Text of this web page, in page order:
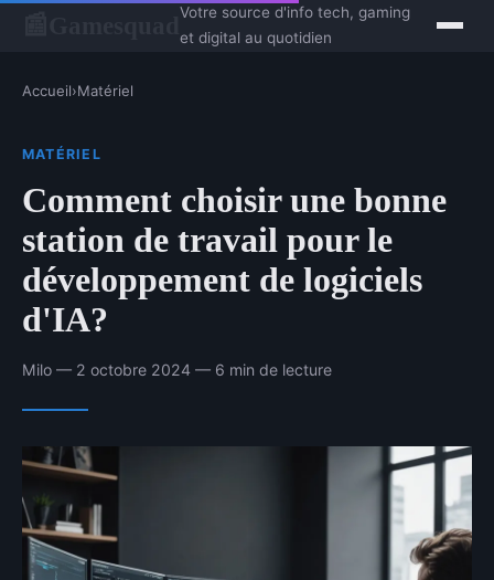
Votre source d'info tech, gaming
et digital au quotidien
Accueil›Matériel
MATÉRIEL
Comment choisir une bonne
station de travail pour le
développement de logiciels
d'IA?
Milo — 2 octobre 2024 — 6 min de lecture